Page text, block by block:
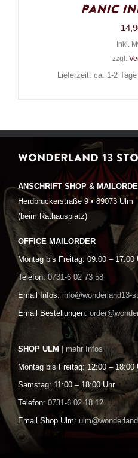
Panic
Inkl.
zzgl.
Lieferzeit: ca. 1-2
WONDERLAND 13
ANSCHRIFT SHOP &
Herdbruckerstraße 9 • 89073 Ulm
(beim Rathausplatz)
OFFICE MAILORDER
Montag bis Freitag: 09:00 – 17:00
Telefon: 0731-6 02 73 58
Email Infos: info@wonderland13-
Email Bestellungen:
SHOP ULM | mehr Infos
Montag bis Freitag: 12:00 – 18:00
Samstag: 11:00 – 18:00 Uhr
Telefon: 0731-6 02 18 12
Email Shop Ulm: